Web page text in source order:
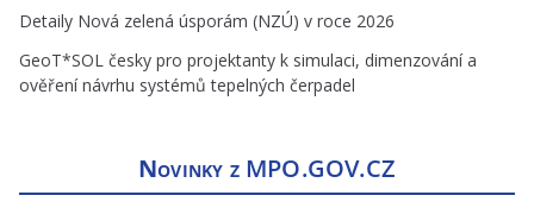
Detaily Nová zelená úsporám (NZÚ) v roce 2026
GeoT*SOL česky pro projektanty k simulaci, dimenzování a
ověření návrhu systémů tepelných čerpadel
Novinky zMPO.GOV.CZ